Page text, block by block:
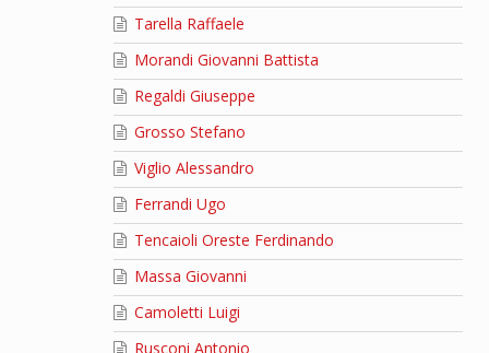
Tarella Raffaele
Morandi Giovanni Battista
Regaldi Giuseppe
Grosso Stefano
Viglio Alessandro
Ferrandi Ugo
Tencaioli Oreste Ferdinando
Massa Giovanni
Camoletti Luigi
Rusconi Antonio